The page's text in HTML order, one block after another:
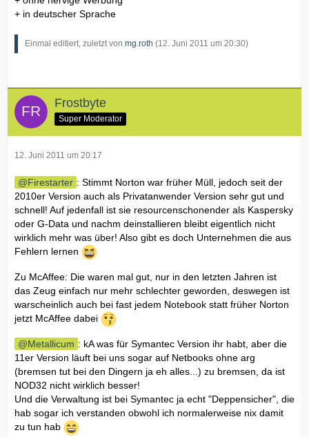
+ in deutscher Sprache
Einmal editiert, zuletzt von mg.roth (12. Juni 2011 um 20:30)
Frostbyte
Super Moderator
12. Juni 2011 um 20:17
Firestarter : Stimmt Norton war früher Müll, jedoch seit der
2010er Version auch als Privatanwender Version sehr gut und
schnell! Auf jedenfall ist sie resourcenschonender als Kaspersky
oder G-Data und nachm deinstallieren bleibt eigentlich nicht
wirklich mehr was über! Also gibt es doch Unternehmen die aus
Fehlern lernen
Zu McAffee: Die waren mal gut, nur in den letzten Jahren ist
das Zeug einfach nur mehr schlechter geworden, deswegen ist
warscheinlich auch bei fast jedem Notebook statt früher Norton
jetzt McAffee dabei
Metallicum : kA was für Symantec Version ihr habt, aber die
11er Version läuft bei uns sogar auf Netbooks ohne arg
(bremsen tut bei den Dingern ja eh alles...) zu bremsen, da ist
NOD32 nicht wirklich besser!
Und die Verwaltung ist bei Symantec ja echt "Deppensicher", die
hab sogar ich verstanden obwohl ich normalerweise nix damit
zu tun hab